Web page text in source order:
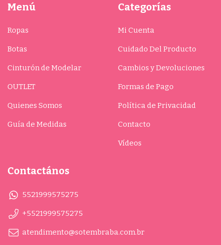
Menú
Ropas
Botas
Cinturón de Modelar
OUTLET
Quienes Somos
Guía de Medidas
Categorías
Mi Cuenta
Cuidado Del Producto
Cambios y Devoluciones
Formas de Pago
Política de Privacidad
Contacto
Vídeos
Contactános
5521999575275
+5521999575275
atendimento@sotembraba.com.br